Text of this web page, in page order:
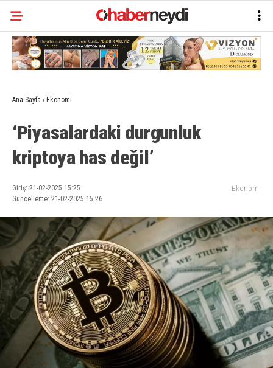
Ana Sayfa › Ekonomi
‘Piyasalardaki durgunluk
kriptoya has değil’
Giriş: 21-02-2025 15:25
Güncelleme: 21-02-2025 15:26
Ekonomi